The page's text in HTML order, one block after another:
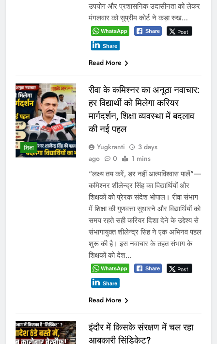
उपयोग और प्रशासनिक उदासीनता को लेकर
मंगलवार को सुप्रीम कोर्ट ने कड़ा रुख…
WhatsApp Share Post
Share
Read More
शिक्षा
रीवा के कमिश्नर का अनूठा नवाचार:
हर विद्यार्थी को मिलेगा करियर
मार्गदर्शन, शिक्षा व्यवस्था में बदलाव
की नई पहल
Yugkranti
3 days
ago
0 1 mins
“लक्ष्य तय करें, डर नहीं आत्मविश्वास पालें”—
कमिश्नर शीलेन्द्र सिंह का विद्यार्थियों और
शिक्षकों को प्रेरक संदेश भोपाल। रीवा संभाग
में शिक्षा की गुणवत्ता सुधारने और विद्यार्थियों को
समय रहते सही करियर दिशा देने के उद्देश्य से
संभागायुक्त शीलेन्द्र सिंह ने एक अभिनव पहल
शुरू की है। इस नवाचार के तहत संभाग के
शिक्षकों को देश…
WhatsApp Share Post
Share
Read More
इंदौर में किसके संरक्षण में चल रहा
आबकारी सिंडिकेट?